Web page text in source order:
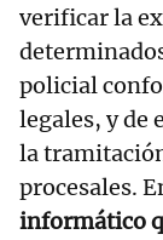
verificar la
policial
legales, y de
la
procesales.
informático